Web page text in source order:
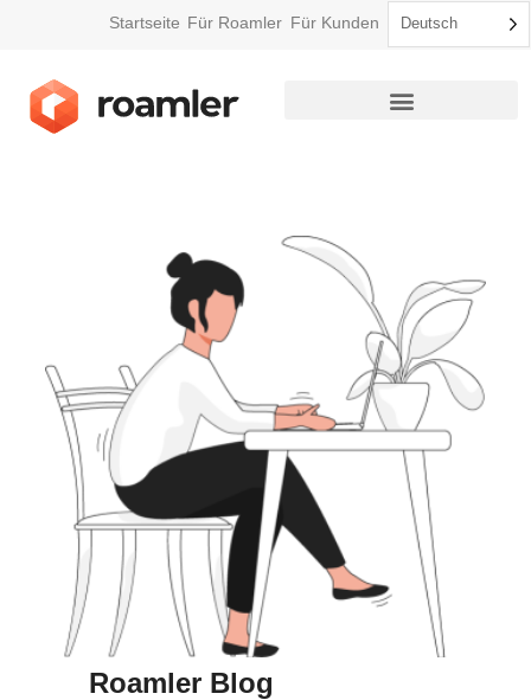
Startseite Für Roamler Für Kunden Deutsch
Roamler Blog